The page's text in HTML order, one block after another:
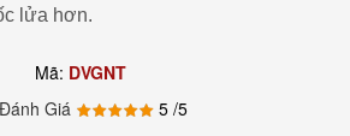
lửa hơn.
Mã: DVGNT
Giá
5 /5